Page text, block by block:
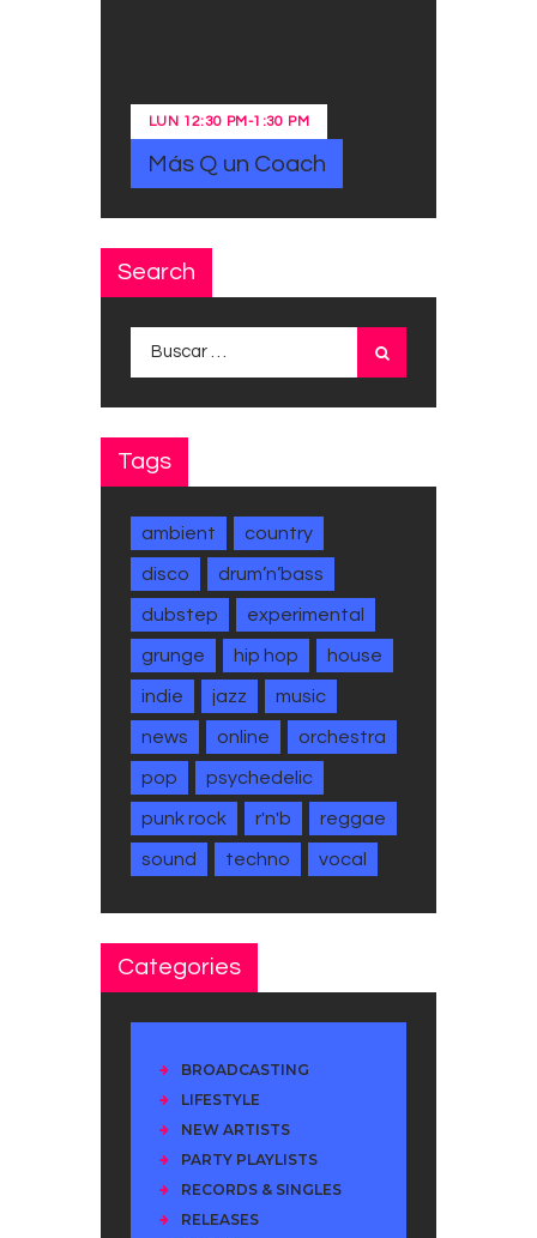
LUN 12:30 PM -1:30 PM
Más Q un Coach
Search
Tags
ambient country
disco drum’n’bass
dubstep experimental
grunge hip hop house
indie jazz music
news online orchestra
pop psychedelic
punk rock r'n'b reggae
sound techno vocal
Categories
BROADCASTING
LIFESTYLE
NEW ARTISTS
PARTY PLAYLISTS
RECORDS & SINGLES
RELEASES